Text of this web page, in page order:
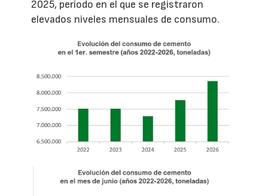
2025, período en el que se registraron
elevados niveles mensuales de consumo.